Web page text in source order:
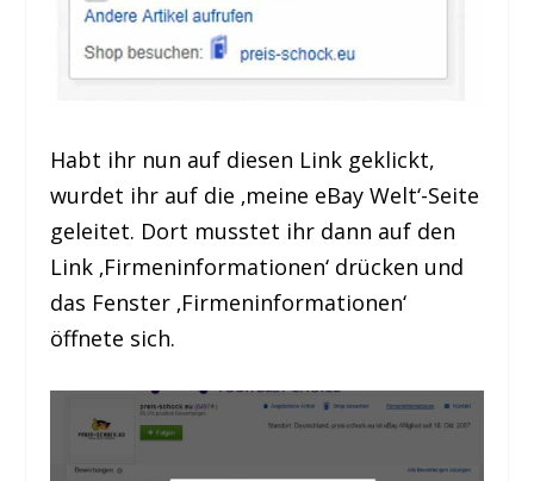
Habt ihr nun auf diesen Link geklickt,
wurdet ihr auf die ‚meine eBay Welt‘-Seite
geleitet. Dort musstet ihr dann auf den
Link ‚Firmeninformationen‘ drücken und
das Fenster ‚Firmeninformationen‘
öffnete sich.